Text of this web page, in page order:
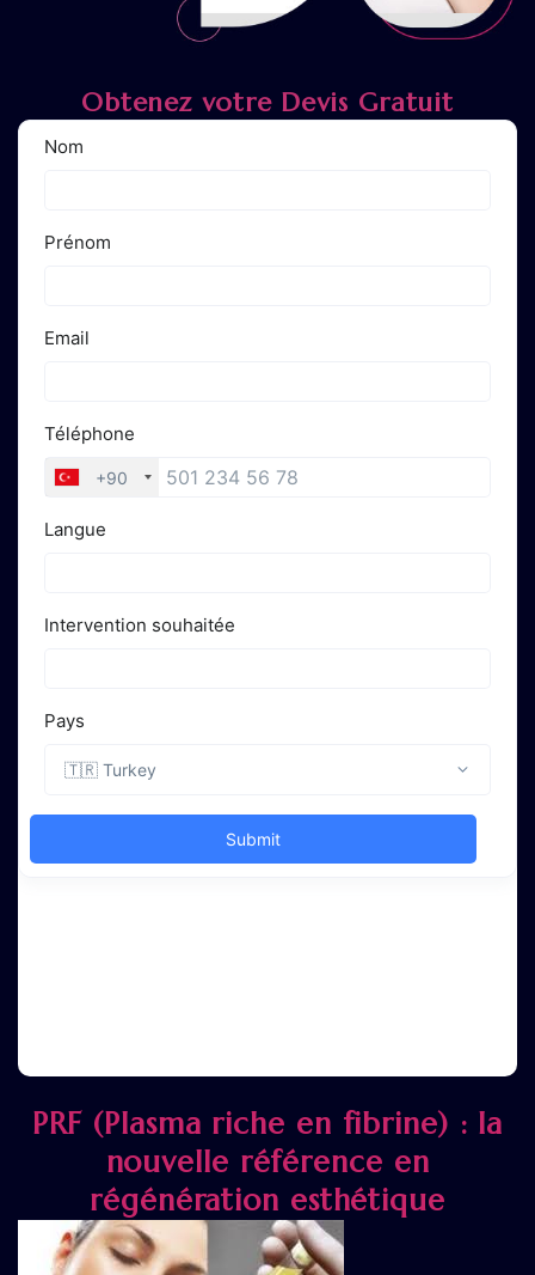
Obtenez votre Devis Gratuit
PRF (Plasma riche en fibrine) : la
nouvelle référence en
régénération esthétique